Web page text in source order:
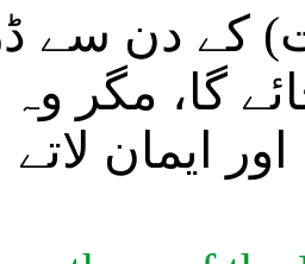
کے دن سے
گا، مگر وہ
ایمان